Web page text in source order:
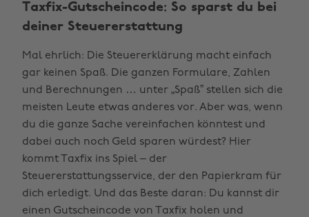
Taxfix-Gutscheincode: So sparst du bei
deiner Steuererstattung
Mal ehrlich: Die Steuererklärung macht einfach
gar keinen Spaß. Die ganzen Formulare, Zahlen
und Berechnungen … unter „Spaß” stellen sich die
meisten Leute etwas anderes vor. Aber was, wenn
du die ganze Sache vereinfachen könntest und
dabei auch noch Geld sparen würdest? Hier
kommt Taxfix ins Spiel – der
Steuererstattungsservice, der den Papierkram für
dich erledigt. Und das Beste daran: Du kannst dir
einen Gutscheincode von Taxfix holen und